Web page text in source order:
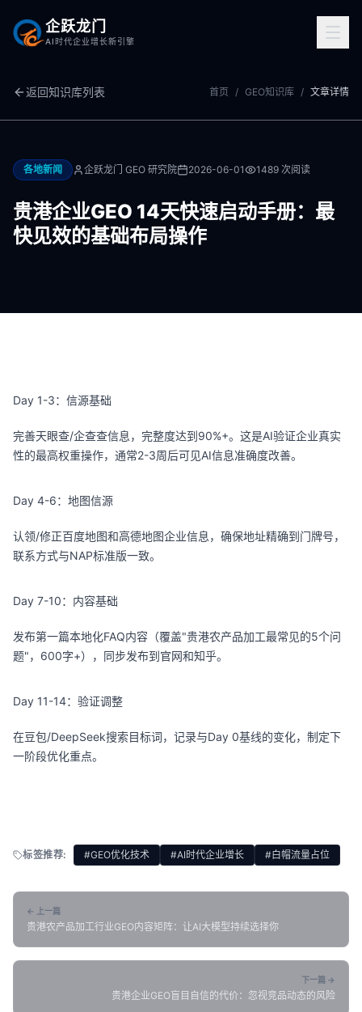
企跃龙门
AI时代企业增长新引擎
返回知识库列表 首页 / GEO知识库 / 文章详情
各地新闻 企跃龙门 GEO 研究院 2026-06-01 1489 次阅读
贵港企业GEO 14天快速启动手册：最
快见效的基础布局操作
Day 1-3：信源基础
完善天眼查/企查查信息，完整度达到90%+。这是AI验证企业真实
性的最高权重操作，通常2-3周后可见AI信息准确度改善。
Day 4-6：地图信源
认领/修正百度地图和高德地图企业信息，确保地址精确到门牌号，
联系方式与NAP标准版一致。
Day 7-10：内容基础
发布第一篇本地化FAQ内容（覆盖"贵港农产品加工最常见的5个问
题"，600字+），同步发布到官网和知乎。
Day 11-14：验证调整
在豆包/DeepSeek搜索目标词，记录与Day 0基线的变化，制定下
一阶段优化重点。
标签推荐: #GEO优化技术 #AI时代企业增长 #白帽流量占位
← 上一篇
贵港农产品加工行业GEO内容矩阵：让AI大模型持续选择你
下一篇 →
贵港企业GEO盲目自信的代价：忽视竞品动态的风险